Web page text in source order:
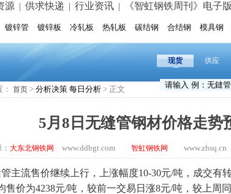
源 供求快递 行业资讯 《智虹钢铁周刊》电子版
镀锌管 镀锌板 冷轧板 热轧板 碳结钢 合结钢 模具钢
现货 供应
首页 > 分析决策 每日分析 > 正文
5月8日无缝管钢材价格走势
大东北钢铁网 www.ddbgt.com 智虹钢铁网 www.zhsq.cn
主流售价继续上行，上涨幅度10-30元/吨，成交有
售价为4238元/吨，较前一交易日涨8元/吨，较上周